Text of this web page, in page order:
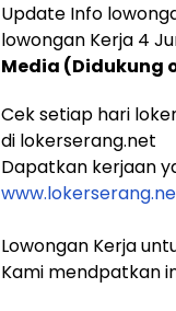
Update Info
lowongan Kerja 4
Media (Didukung
Cek setiap hari
di lokerserang.net
Dapatkan kerjaan
Lowongan Kerja
Kami mendpatkan